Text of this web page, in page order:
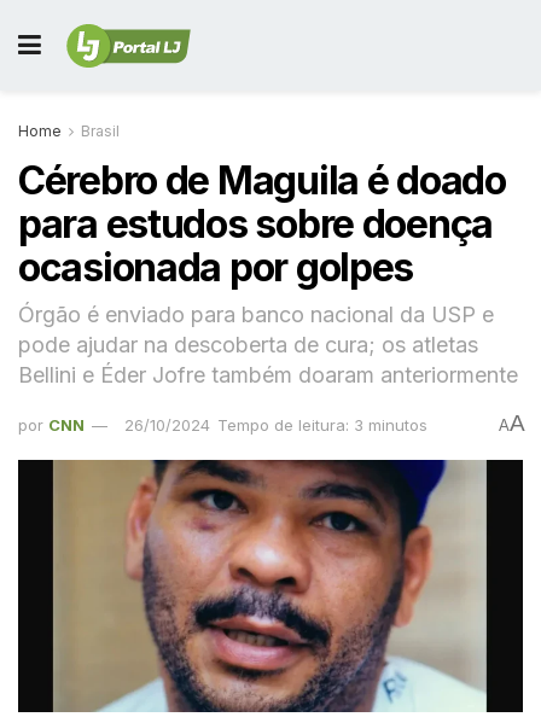
Home Brasil
Cérebro de Maguila é doado
para estudos sobre doença
ocasionada por golpes
Órgão é enviado para banco nacional da USP e
pode ajudar na descoberta de cura; os atletas
Bellini e Éder Jofre também doaram anteriormente
por CNN 26/10/2024 Tempo de leitura: 3 minutos AA